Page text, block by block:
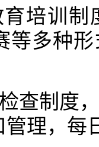
培训
等多种
查制度
理，每